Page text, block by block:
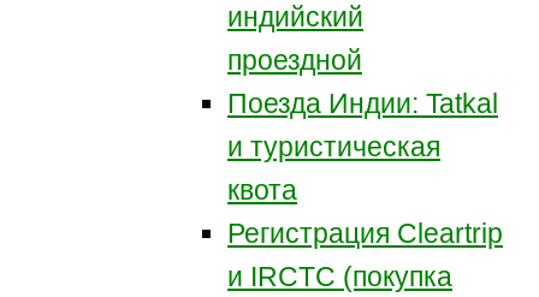
индийский
проездной
Поезда Индии: Tatkal
и туристическая
квота
Регистрация Сleartrip
и IRCTC (покупка